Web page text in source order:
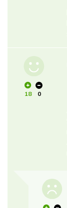
18 0